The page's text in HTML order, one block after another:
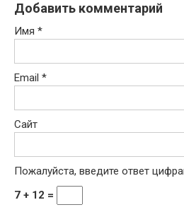
Добавить комментарий
Имя *
Email *
Сайт
Пожалуйста, введите ответ
7 + 12 =